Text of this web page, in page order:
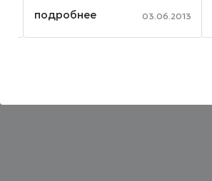
области рекламы,
подробнее 03.06.2013